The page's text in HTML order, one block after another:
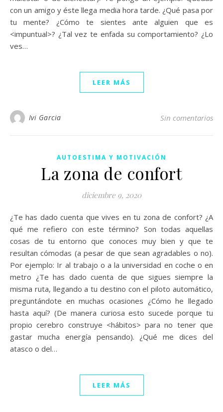
con un amigo y éste llega media hora tarde. ¿Qué pasa por
tu mente? ¿Cómo te sientes ante alguien que es
<impuntual>? ¿Tal vez te enfada su comportamiento? ¿Lo
ves…
LEER MÁS
Ivi Garcia Sin comentarios
AUTOESTIMA Y MOTIVACIÓN
La zona de confort
diciembre 9, 2020
¿Te has dado cuenta que vives en tu zona de confort? ¿A
qué me refiero con este término? Son todas aquellas
cosas de tu entorno que conoces muy bien y que te
resultan cómodas (a pesar de que sean agradables o no).
Por ejemplo: Ir al trabajo o a la universidad en coche o en
metro ¿Te has dado cuenta de que sigues siempre la
misma ruta, llegando a tu destino con el piloto automático,
preguntándote en muchas ocasiones ¿Cómo he llegado
hasta aquí? (De manera curiosa esto sucede porque tu
propio cerebro construye <hábitos> para no tener que
gastar mucha energía pensando). ¿Qué me dices del
atasco o del…
LEER MÁS